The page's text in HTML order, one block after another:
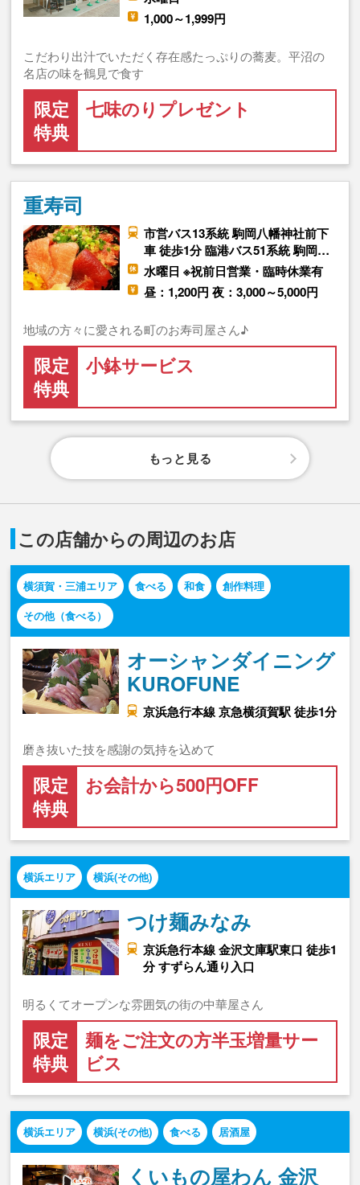
1,000～1,999円
こだわり出汁でいただく存在感たっぷりの蕎麦。平沼の
名店の味を鶴見で食す
限定
特典
七味のりプレゼント
重寿司
市営バス13系統 駒岡八幡神社前下
車 徒歩1分 臨港バス51系統 駒岡…
水曜日 ※祝前日営業・臨時休業有
昼：1,200円 夜：3,000～5,000円
地域の方々に愛される町のお寿司屋さん♪
限定
特典
小鉢サービス
もっと見る
この店舗からの周辺のお店
横須賀・三浦エリア 食べる 和食
創作料理
その他（食べる）
オーシャンダイニング
KUROFUNE
京浜急行本線 京急横須賀駅 徒歩1分
磨き抜いた技を感謝の気持を込めて
限定
特典
お会計から500円OFF
横浜エリア 横浜(その他)
つけ麺みなみ
京浜急行本線 金沢文庫駅東口 徒歩1
分 すずらん通り入口
明るくてオープンな雰囲気の街の中華屋さん
限定
特典
麺をご注文の方半玉増量サー
ビス
横浜エリア 横浜(その他) 食べる 居酒屋
くいもの屋わん 金沢